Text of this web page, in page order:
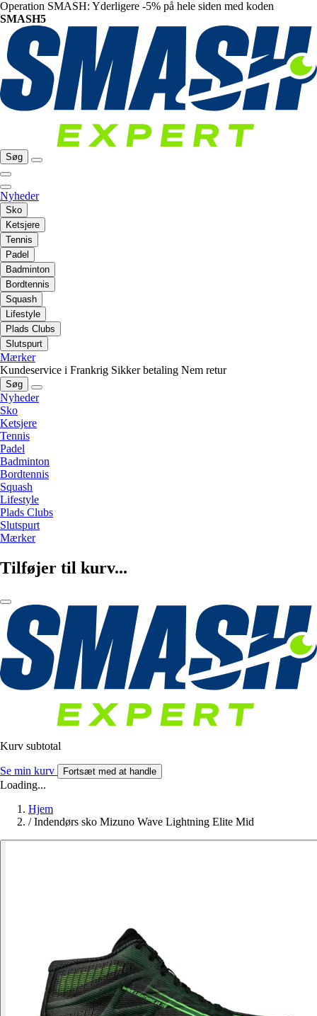
Operation SMASH: Yderligere -5% på hele siden med koden
SMASH5
Søg
Nyheder
Sko
Ketsjere
Tennis
Padel
Badminton
Bordtennis
Squash
Lifestyle
Plads Clubs
Slutspurt
Mærker
Kundeservice i Frankrig Sikker betaling Nem retur
Søg
Nyheder
Sko
Ketsjere
Tennis
Padel
Badminton
Bordtennis
Squash
Lifestyle
Plads Clubs
Slutspurt
Mærker
Tilføjer til kurv...
Kurv subtotal
Se min kurv Fortsæt med at handle
Loading...
Hjem
/ Indendørs sko Mizuno Wave Lightning Elite Mid